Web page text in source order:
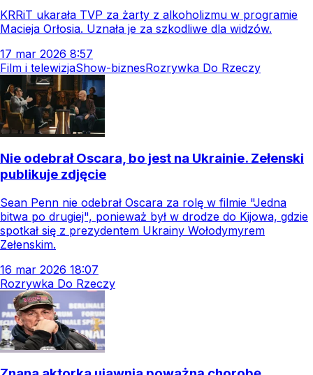
KRRiT ukarała TVP za żarty z alkoholizmu w programie
Macieja Orłosia. Uznała je za szkodliwe dla widzów.
17 mar 2026 8:57
Film i telewizjaShow-biznesRozrywka Do Rzeczy
Nie odebrał Oscara, bo jest na Ukrainie. Zełenski
publikuje zdjęcie
Sean Penn nie odebrał Oscara za rolę w filmie "Jedna
bitwa po drugiej", ponieważ był w drodze do Kijowa, gdzie
spotkał się z prezydentem Ukrainy Wołodymyrem
Zełenskim.
16 mar 2026 18:07
Rozrywka Do Rzeczy